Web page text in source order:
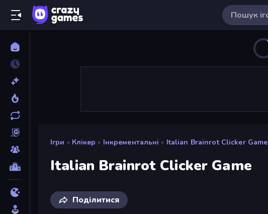
Ігри » Клікер » Інкрементальні » Italian Brainrot Clicker Game
Italian Brainrot Clicker Game
Поділитися